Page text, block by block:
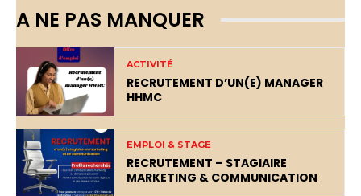
A NE PAS MANQUER
ACTIVITÉ
RECRUTEMENT D’UN(E) MANAGER
HHMC
EMPLOI & STAGE
RECRUTEMENT – STAGIAIRE
MARKETING & COMMUNICATION